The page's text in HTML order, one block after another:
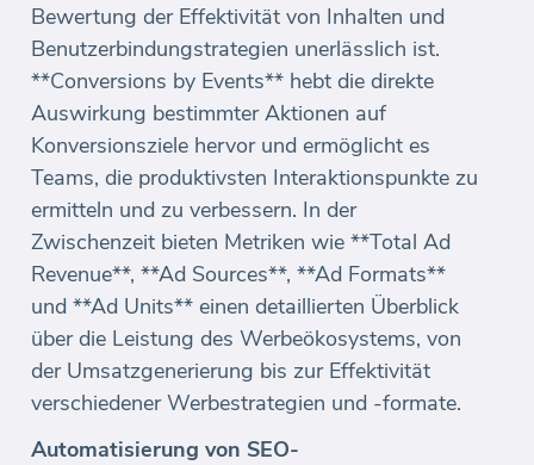
Bewertung der Effektivität von Inhalten und
Benutzerbindungstrategien unerlässlich ist.
**Conversions by Events** hebt die direkte
Auswirkung bestimmter Aktionen auf
Konversionsziele hervor und ermöglicht es
Teams, die produktivsten Interaktionspunkte zu
ermitteln und zu verbessern. In der
Zwischenzeit bieten Metriken wie **Total Ad
Revenue**, **Ad Sources**, **Ad Formats**
und **Ad Units** einen detaillierten Überblick
über die Leistung des Werbeökosystems, von
der Umsatzgenerierung bis zur Effektivität
verschiedener Werbestrategien und -formate.
Automatisierung von SEO-